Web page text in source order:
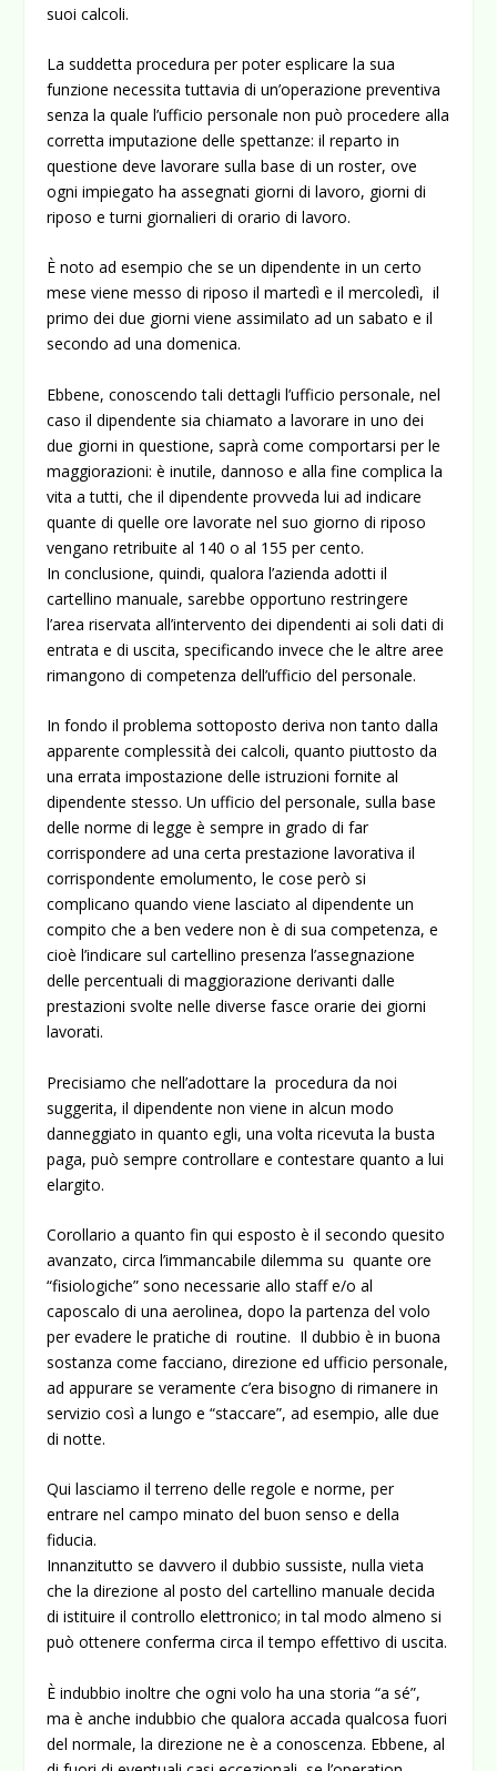
suoi calcoli.
La suddetta procedura per poter esplicare la sua
funzione necessita tuttavia di un’operazione preventiva
senza la quale l’ufficio personale non può procedere alla
corretta imputazione delle spettanze: il reparto in
questione deve lavorare sulla base di un roster, ove
ogni impiegato ha assegnati giorni di lavoro, giorni di
riposo e turni giornalieri di orario di lavoro.
È noto ad esempio che se un dipendente in un certo
mese viene messo di riposo il martedì e il mercoledì, il
primo dei due giorni viene assimilato ad un sabato e il
secondo ad una domenica.
Ebbene, conoscendo tali dettagli l’ufficio personale, nel
caso il dipendente sia chiamato a lavorare in uno dei
due giorni in questione, saprà come comportarsi per le
maggiorazioni: è inutile, dannoso e alla fine complica la
vita a tutti, che il dipendente provveda lui ad indicare
quante di quelle ore lavorate nel suo giorno di riposo
vengano retribuite al 140 o al 155 per cento.
In conclusione, quindi, qualora l’azienda adotti il
cartellino manuale, sarebbe opportuno restringere
l’area riservata all’intervento dei dipendenti ai soli dati di
entrata e di uscita, specificando invece che le altre aree
rimangono di competenza dell’ufficio del personale.
In fondo il problema sottoposto deriva non tanto dalla
apparente complessità dei calcoli, quanto piuttosto da
una errata impostazione delle istruzioni fornite al
dipendente stesso. Un ufficio del personale, sulla base
delle norme di legge è sempre in grado di far
corrispondere ad una certa prestazione lavorativa il
corrispondente emolumento, le cose però si
complicano quando viene lasciato al dipendente un
compito che a ben vedere non è di sua competenza, e
cioè l’indicare sul cartellino presenza l’assegnazione
delle percentuali di maggiorazione derivanti dalle
prestazioni svolte nelle diverse fasce orarie dei giorni
lavorati.
Precisiamo che nell’adottare la procedura da noi
suggerita, il dipendente non viene in alcun modo
danneggiato in quanto egli, una volta ricevuta la busta
paga, può sempre controllare e contestare quanto a lui
elargito.
Corollario a quanto fin qui esposto è il secondo quesito
avanzato, circa l’immancabile dilemma su quante ore
“fisiologiche” sono necessarie allo staff e/o al
caposcalo di una aerolinea, dopo la partenza del volo
per evadere le pratiche di routine. Il dubbio è in buona
sostanza come facciano, direzione ed ufficio personale,
ad appurare se veramente c’era bisogno di rimanere in
servizio così a lungo e “staccare”, ad esempio, alle due
di notte.
Qui lasciamo il terreno delle regole e norme, per
entrare nel campo minato del buon senso e della
fiducia.
Innanzitutto se davvero il dubbio sussiste, nulla vieta
che la direzione al posto del cartellino manuale decida
di istituire il controllo elettronico; in tal modo almeno si
può ottenere conferma circa il tempo effettivo di uscita.
È indubbio inoltre che ogni volo ha una storia “a sé”,
ma è anche indubbio che qualora accada qualcosa fuori
del normale, la direzione ne è a conoscenza. Ebbene, al